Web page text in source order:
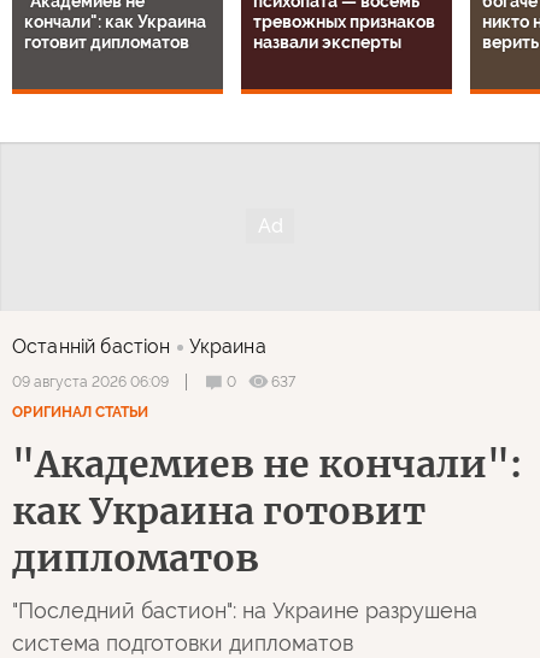
кончали": как Украина
готовит дипломатов
тревожных признаков
назвали эксперты
никто
верить
Останнiй бастiон Украина
09 августа 2026 06:09 0
637
ОРИГИНАЛ СТАТЬИ
"Академиев не кончали":
как Украина готовит
дипломатов
"Последний бастион": на Украине разрушена
система подготовки дипломатов